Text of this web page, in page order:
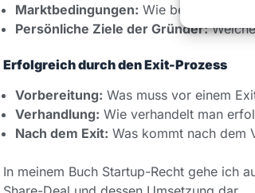
Marktbedingungen: Wie beeinflussen
Persönliche Ziele der Gründer:
Erfolgreich durch den Exit-Prozess
Vorbereitung: Was muss vor einem
Verhandlung: Wie verhandelt man
Nach dem Exit: Was kommt nach dem
In meinem Buch Startup-Recht gehe ich